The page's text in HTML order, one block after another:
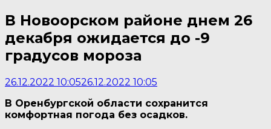
В Новоорском районе днем 26
декабря ожидается до -9
градусов мороза
26.12.2022 10:0526.12.2022 10:05
В Оренбургской области сохранится
комфортная погода без осадков.